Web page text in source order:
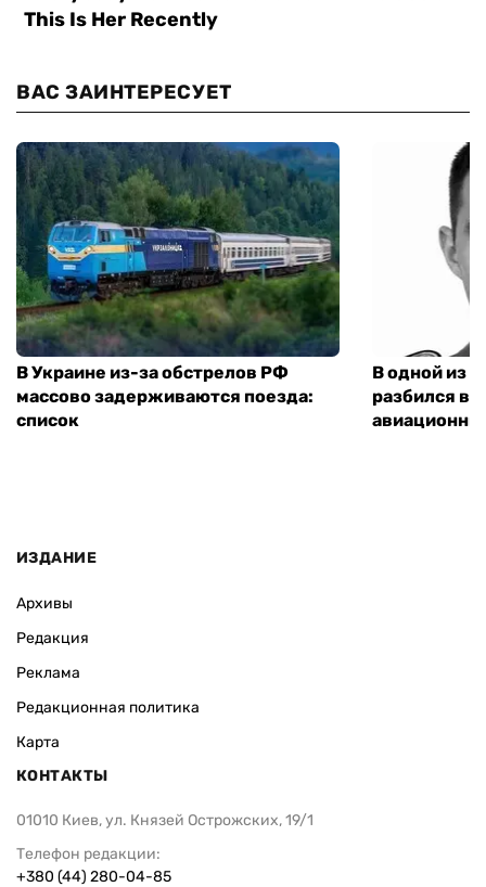
ВАС ЗАИНТЕРЕСУЕТ
В Украине из-за обстрелов РФ
массово задерживаются поезда:
список
В одной из
разбился
ИЗДАНИЕ
Архивы
Редакция
Реклама
Редакционная политика
Карта
КОНТАКТЫ
01010 Киев, ул. Князей Острожских, 19/1
Телефон редакции:
+380 (44) 280-04-85